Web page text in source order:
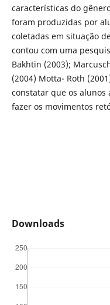
características do
foram produzidas por
coletadas em situação
contou com uma
Bakhtin (2003);
(2004) Motta- Roth
constatar que os
fazer os movimentos
Downloads